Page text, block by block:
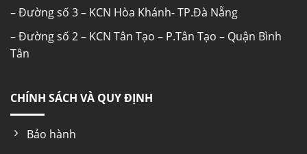
– Đường số 3 – KCN Hòa Khánh- TP.Đà Nẵng
– Đường số 2 – KCN Tân Tạo – P.Tân Tạo – Quận Bình
Tân
CHÍNH SÁCH VÀ QUY ĐỊNH
Bảo hành